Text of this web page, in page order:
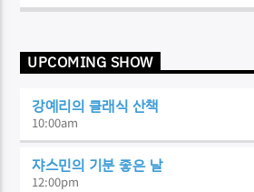
UPCOMING SHOW
강예리의 클래식 산책
10:00am
쟈스민의 기분 좋은 날
12:00pm